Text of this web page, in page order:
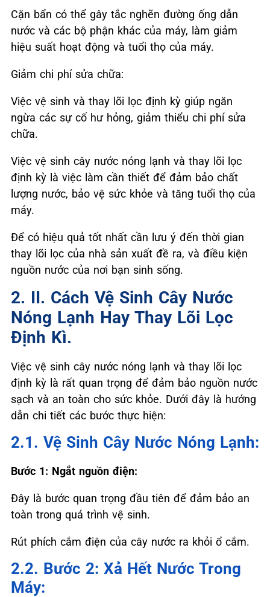
Cặn bẩn có thể gây tắc nghẽn đường ống dẫn
nước và các bộ phận khác của máy, làm giảm
hiệu suất hoạt động và tuổi thọ của máy.
Giảm chi phí sửa chữa:
Việc vệ sinh và thay lõi lọc định kỳ giúp ngăn
ngừa các sự cố hư hỏng, giảm thiểu chi phí sửa
chữa.
Việc vệ sinh cây nước nóng lạnh và thay lõi lọc
định kỳ là việc làm cần thiết để đảm bảo chất
lượng nước, bảo vệ sức khỏe và tăng tuổi thọ của
máy.
Để có hiệu quả tốt nhất cần lưu ý đến thời gian
thay lõi lọc của nhà sản xuất đề ra, và điều kiện
nguồn nước của nơi bạn sinh sống.
2. II. Cách Vệ Sinh Cây Nước
Nóng Lạnh Hay Thay Lõi Lọc
Định Kì.
Việc vệ sinh cây nước nóng lạnh và thay lõi lọc
định kỳ là rất quan trọng để đảm bảo nguồn nước
sạch và an toàn cho sức khỏe. Dưới đây là hướng
dẫn chi tiết các bước thực hiện:
2.1. Vệ Sinh Cây Nước Nóng Lạnh:
Bước 1: Ngắt nguồn điện:
Đây là bước quan trọng đầu tiên để đảm bảo an
toàn trong quá trình vệ sinh.
Rút phích cắm điện của cây nước ra khỏi ổ cắm.
2.2. Bước 2: Xả Hết Nước Trong
Máy: